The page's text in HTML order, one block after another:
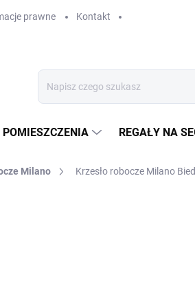
prawne Kontakt
POMIESZCZENIA REGAŁY NA
Milano Krzesło robocze Milano